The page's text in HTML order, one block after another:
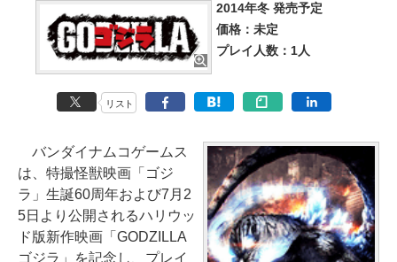
2014年冬 発売予定
価格：未定
プレイ人数：1人
リスト
バンダイナムコゲームス
は、特撮怪獣映画「ゴジ
ラ」生誕60周年および7月2
5日より公開されるハリウッ
ド版新作映画「GODZILLA
ゴジラ」を記念し、プレイ